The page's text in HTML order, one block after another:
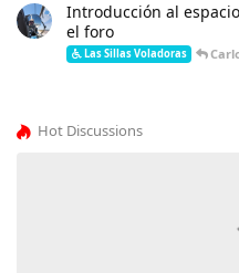
Introducción al
el foro
Las Sillas Voladoras
Hot Discussions